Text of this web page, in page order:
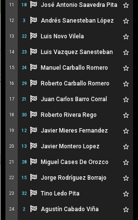
11 18 José Antonio Saavedra Pita
12 3 Andrés Sanesteban López
13 22 Luis Novo Vilela
14 23 Luis Vazquez Sanesteban
15 24 Manuel Carballo Romero
16 29 Roberto Carballo Romero
17 21 Juan Carlos Barro Corral
18 30 Roberto Rivera Rego
19 12 Javier Mieres Fernandez
20 13 Javier Montero Lopez
21 28 Miguel Cases De Orozco
22 15 Jorge Rodríguez Borrajo
23 32 Tino Ledo Pita
24 2 Agustín Cabado Viña